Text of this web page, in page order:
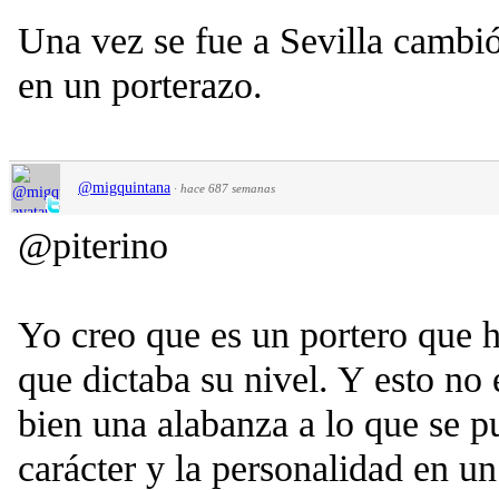
Una vez se fue a Sevilla
en un porterazo.
@migquintana · hace 687 semanas
@piterino
Yo creo que es un portero que
que dictaba su nivel. Y esto no
bien una alabanza a lo que se
carácter y la personalidad en